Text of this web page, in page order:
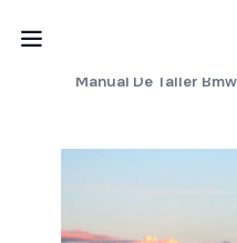
SERVICIO DE BÚSQUEDA
Manual De Taller